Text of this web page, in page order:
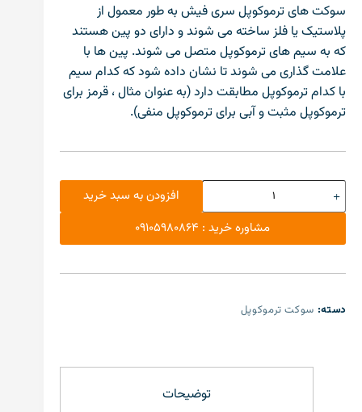
سوکت های ترموکوپل سری فیش به طور معمول از
پلاستیک یا فلز ساخته می شوند و دارای دو پین هستند
که به سیم های ترموکوپل متصل می شوند. پین ها با
علامت گذاری می شوند تا نشان داده شود که کدام سیم
با کدام ترموکوپل مطابقت دارد (به عنوان مثال ، قرمز برای
ترموکوپل مثبت و آبی برای ترموکوپل منفی).
افزودن به سبد خرید
مشاوره خرید : 09105980864
دسته: سوکت ترموکوپل
توضیحات